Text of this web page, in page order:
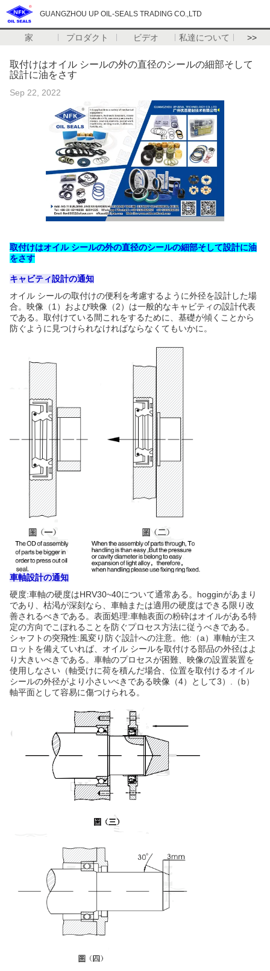
GUANGZHOU UP OIL-SEALS TRADING CO.,LTD
家 プロダクト ビデオ 私達について >>
取付けはオイル シールの外の直径のシールの細部そして
設計に油をさす
Sep 22, 2022
取付けはオイル シールの外の直径のシールの細部そして設計に油
をさす
キャビティ設計の通知
オイル シールの取付けの便利を考慮するように外径を設計した場
合。映像（1）および映像（2）は一般的なキャビティの設計代表
である。取付けている間これをするために、基礎が傾くことから
防ぐように見つけられなければならなくてもいかに。
車軸設計の通知
硬度:車軸の硬度はHRV30~40について通常ある。hogginがあまり
であり、枯渇が深刻なら、車軸または適用の硬度はできる限り改
善されるべきである。表面処理:車軸表面の粉砕はオイルがある特
定の方向でこぼれることを防ぐプロセス方法に従うべきである。
シャフトの突飛性:風変り防ぐ設計への注意。他:（a）車軸が主ス
ロットを備えていれば、オイル シールを取付ける部品の外径はよ
り大きいべきである。車軸のプロセスが困難、映像の設置装置を
使用しなさい（軸受けに荷を積んだ場合、位置を取付けるオイル
シールの外径がより小さいべきである映像（4）として3）.（b）
軸平面として容易に傷つけられる。